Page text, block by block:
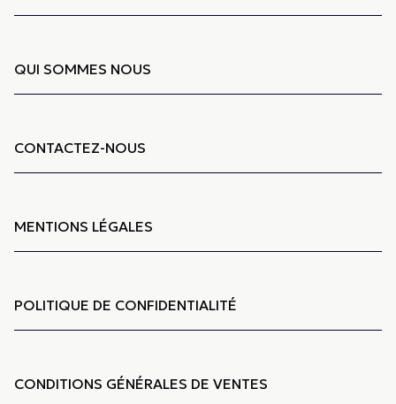
QUI SOMMES NOUS
CONTACTEZ-NOUS
MENTIONS LÉGALES
POLITIQUE DE CONFIDENTIALITÉ
CONDITIONS GÉNÉRALES DE VENTES